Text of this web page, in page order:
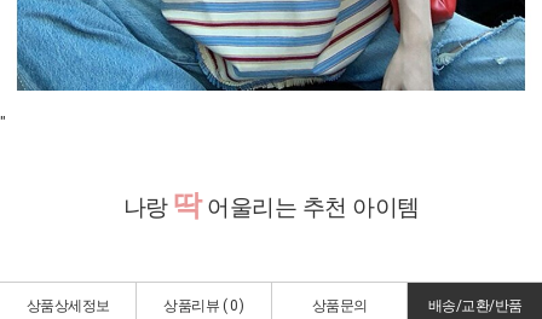
"
나랑 딱어울리는 추천 아이템
상품상세정보 상품리뷰 ( 0) 상품문의 배송/교환/반품